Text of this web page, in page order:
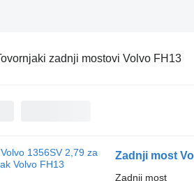
zadnji mostovi Volvo FH13
Zadnji most
Zadnji most